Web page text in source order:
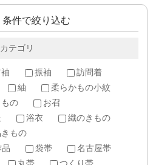
条件で絞り込む
カテゴリ
振袖
訪問着
紬
柔らかもの小紋
の
お召
浴衣
織のきもの
もの
袋帯
名古屋帯